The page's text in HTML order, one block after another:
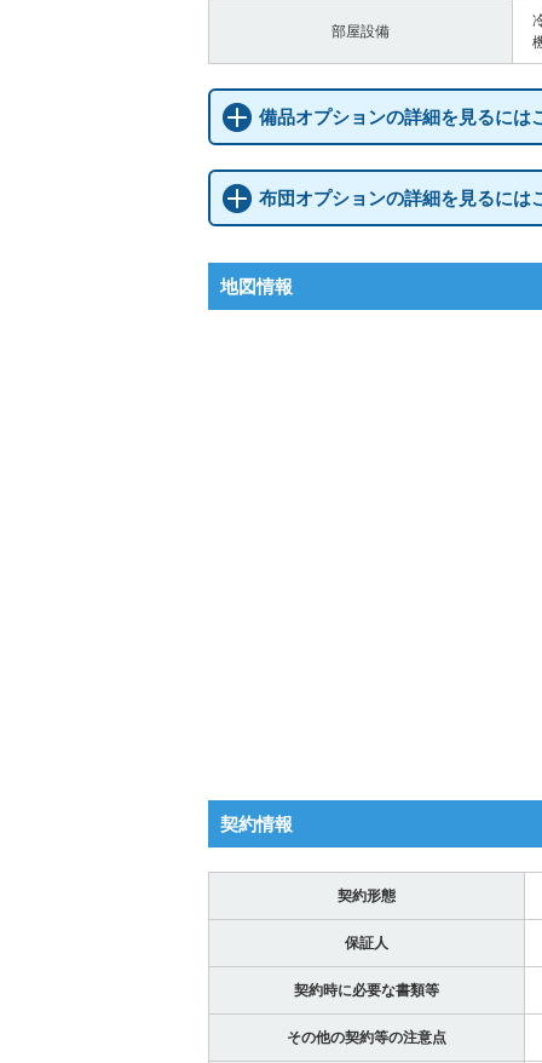
部屋設備
備品オプションの詳細を見るには
布団オプションの詳細を見るには
地図情報
契約情報
契約形態
保証人
契約時に必要な書類等
その他の契約等の注意点